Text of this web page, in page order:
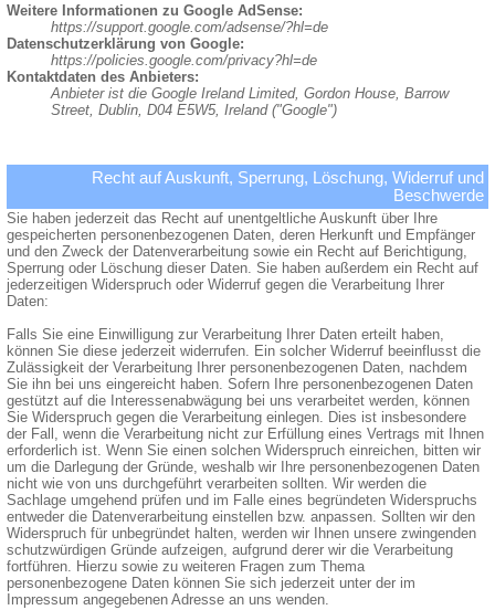
Weitere Informationen zu Google AdSense:
https://support.google.com/adsense/?hl=de
Datenschutzerklärung von Google:
https://policies.google.com/privacy?hl=de
Kontaktdaten des Anbieters:
Anbieter ist die Google Ireland Limited, Gordon House, Barrow
Street, Dublin, D04 E5W5, Ireland ("Google")
Recht auf Auskunft, Sperrung, Löschung, Widerruf und
Beschwerde
Sie haben jederzeit das Recht auf unentgeltliche Auskunft über Ihre
gespeicherten personenbezogenen Daten, deren Herkunft und Empfänger
und den Zweck der Datenverarbeitung sowie ein Recht auf Berichtigung,
Sperrung oder Löschung dieser Daten. Sie haben außerdem ein Recht auf
jederzeitigen Widerspruch oder Widerruf gegen die Verarbeitung Ihrer
Daten:
Falls Sie eine Einwilligung zur Verarbeitung Ihrer Daten erteilt haben,
können Sie diese jederzeit widerrufen. Ein solcher Widerruf beeinflusst die
Zulässigkeit der Verarbeitung Ihrer personenbezogenen Daten, nachdem
Sie ihn bei uns eingereicht haben. Sofern Ihre personenbezogenen Daten
gestützt auf die Interessenabwägung bei uns verarbeitet werden, können
Sie Widerspruch gegen die Verarbeitung einlegen. Dies ist insbesondere
der Fall, wenn die Verarbeitung nicht zur Erfüllung eines Vertrags mit Ihnen
erforderlich ist. Wenn Sie einen solchen Widerspruch einreichen, bitten wir
um die Darlegung der Gründe, weshalb wir Ihre personenbezogenen Daten
nicht wie von uns durchgeführt verarbeiten sollten. Wir werden die
Sachlage umgehend prüfen und im Falle eines begründeten Widerspruchs
entweder die Datenverarbeitung einstellen bzw. anpassen. Sollten wir den
Widerspruch für unbegründet halten, werden wir Ihnen unsere zwingenden
schutzwürdigen Gründe aufzeigen, aufgrund derer wir die Verarbeitung
fortführen. Hierzu sowie zu weiteren Fragen zum Thema
personenbezogene Daten können Sie sich jederzeit unter der im
Impressum angegebenen Adresse an uns wenden.